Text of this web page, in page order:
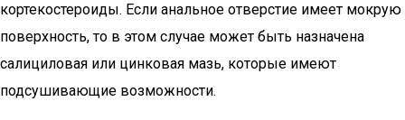
кортекостероиды. Если анальное отверстие имеет мокрую
поверхность, то в этом случае может быть назначена
салициловая или цинковая мазь, которые имеют
подсушивающие возможности.